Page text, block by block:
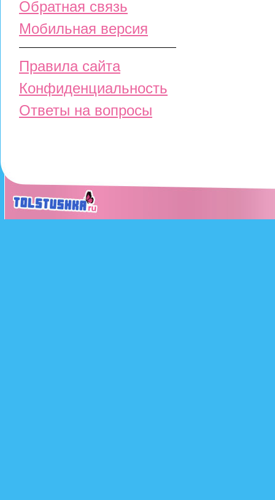
Обратная связь
Мобильная версия
Правила сайта
Конфиденциальность
Ответы на вопросы